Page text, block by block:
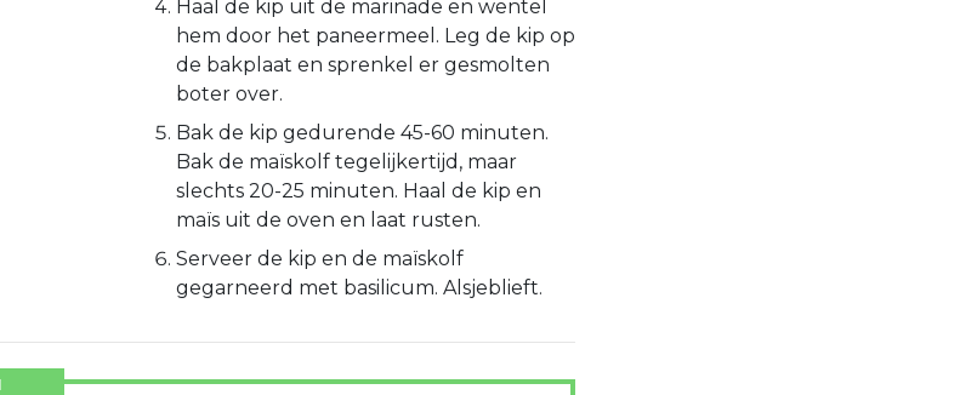
Haal de kip uit de marinade en wentel
hem door het paneermeel. Leg de kip op
de bakplaat en sprenkel er gesmolten
boter over.
Bak de kip gedurende 45-60 minuten.
Bak de maïskolf tegelijkertijd, maar
slechts 20-25 minuten. Haal de kip en
maïs uit de oven en laat rusten.
Serveer de kip en de maïskolf
gegarneerd met basilicum. Alsjeblieft.